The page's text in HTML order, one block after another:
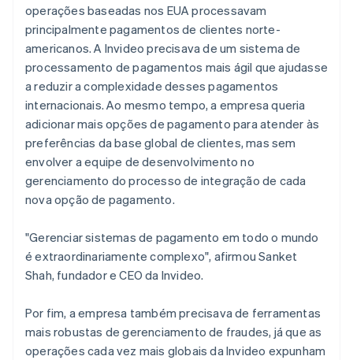
operações baseadas nos EUA processavam
principalmente pagamentos de clientes norte-
americanos. A Invideo precisava de um sistema de
processamento de pagamentos mais ágil que ajudasse
a reduzir a complexidade desses pagamentos
internacionais. Ao mesmo tempo, a empresa queria
adicionar mais opções de pagamento para atender às
preferências da base global de clientes, mas sem
envolver a equipe de desenvolvimento no
gerenciamento do processo de integração de cada
nova opção de pagamento.
"Gerenciar sistemas de pagamento em todo o mundo
é extraordinariamente complexo", afirmou Sanket
Shah, fundador e CEO da Invideo.
Por fim, a empresa também precisava de ferramentas
mais robustas de gerenciamento de fraudes, já que as
operações cada vez mais globais da Invideo expunham